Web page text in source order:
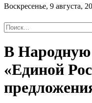
Воскресенье, 9 августа,
В
«Единой